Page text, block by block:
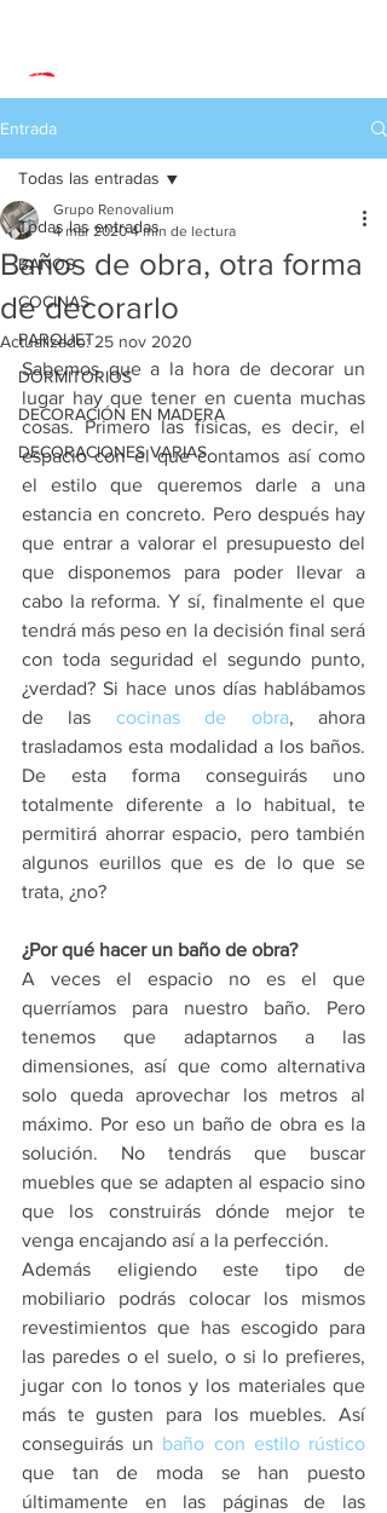
Entrada
Todas las entradas
BAÑOS
COCINAS
PARQUET
DORMITORIOS
DECORACIÓN EN MADERA
DECORACIONES VARIAS
Todas las entradas
Baños de obra, otra forma
de decorarlo
Grupo Renovalium
4 mar 2020 4 min de lectura
Actualizado:25 nov 2020
Sabemos que a la hora de decorar un
lugar hay que tener en cuenta muchas
cosas. Primero las físicas, es decir, el
espacio con el que contamos así como
el estilo que queremos darle a una
estancia en concreto. Pero después hay
que entrar a valorar el presupuesto del
que disponemos para poder llevar a
cabo la reforma. Y sí, finalmente el que
tendrá más peso en la decisión final será
con toda seguridad el segundo punto,
¿verdad? Si hace unos días hablábamos
de las cocinas de obra, ahora
trasladamos esta modalidad a los baños.
De esta forma conseguirás uno
totalmente diferente a lo habitual, te
permitirá ahorrar espacio, pero también
algunos eurillos que es de lo que se
trata, ¿no?
¿Por qué hacer un baño de obra?
A veces el espacio no es el que
querríamos para nuestro baño. Pero
tenemos que adaptarnos a las
dimensiones, así que como alternativa
solo queda aprovechar los metros al
máximo. Por eso un baño de obra es la
solución. No tendrás que buscar
muebles que se adapten al espacio sino
que los construirás dónde mejor te
venga encajando así a la perfección.
Además eligiendo este tipo de
mobiliario podrás colocar los mismos
revestimientos que has escogido para
las paredes o el suelo, o si lo prefieres,
jugar con lo tonos y los materiales que
más te gusten para los muebles. Así
conseguirás un baño con estilo rústico
que tan de moda se han puesto
últimamente en las páginas de las